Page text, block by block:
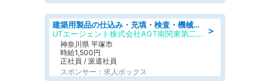
＞
建築用製品の仕込み・充填・検査・機械操作/寮完備/日払い/工場・製造
UTエージェント株式会社AGT南関東第二CU
神奈川県 平塚市
時給1,500円
正社員 / 派遣社員
スポンサー：求人ボックス